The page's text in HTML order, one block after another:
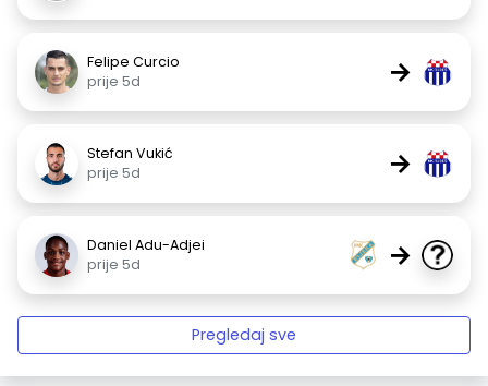
Felipe Curcio
prije 5d
→
Stefan Vukić
prije 5d
→
Daniel Adu-Adjei
prije 5d
→
Pregledaj sve